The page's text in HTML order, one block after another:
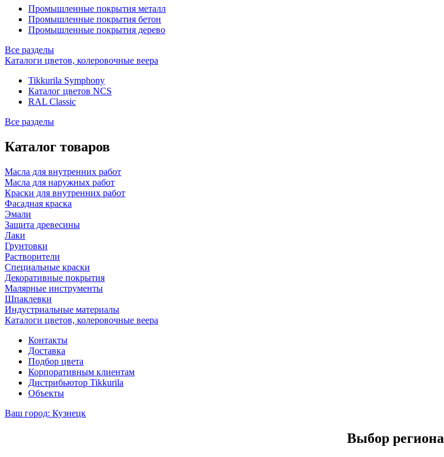
Промышленные покрытия металл
Промышленные покрытия бетон
Промышленные покрытия дерево
Все разделы
Каталоги цветов, колеровочные веера
Tikkurila Symphony
Каталог цветов NCS
RAL Classic
Все разделы
Каталог товаров
Масла для внутренних работ
Масла для наружных работ
Краски для внутренних работ
Фасадная краска
Эмали
Защита древесины
Лаки
Грунтовки
Растворители
Специальные краски
Декоративные покрытия
Малярные инструменты
Шпаклевки
Индустриальные материалы
Каталоги цветов, колеровочные веера
Контакты
Доставка
Подбор цвета
Корпоративным клиентам
Дистрибьютор Tikkurila
Объекты
Ваш город: Кузнецк
Выбор региона